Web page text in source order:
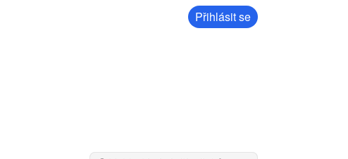
Přihlásit se